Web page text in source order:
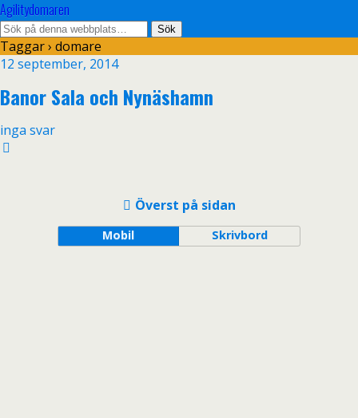
Agilitydomaren
Taggar › domare
12 september, 2014
Banor Sala och Nynäshamn
inga svar
Överst på sidan
Mobil Skrivbord